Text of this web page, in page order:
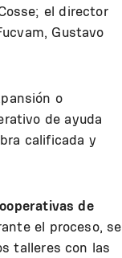
el director
Gustavo
o
de ayuda
calificada y
de
el proceso, se
talleres con las